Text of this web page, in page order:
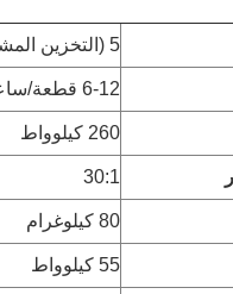
5 (التخزين المشترك)
6-12 قطعة/ساعة
260 كيلوواط
30:1
80 كيلوغرام
55 كيلوواط